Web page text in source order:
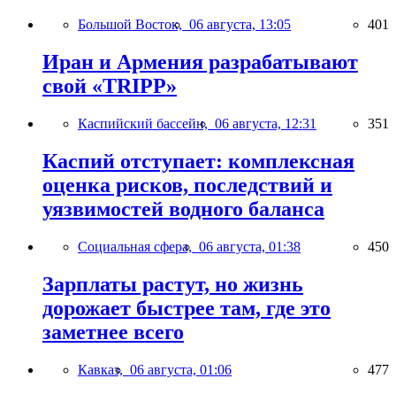
Большой Восток, 06 августа, 13:05 401
Иран и Армения разрабатывают
свой «TRIPP»
Каспийский бассейн, 06 августа, 12:31 351
Каспий отступает: комплексная
оценка рисков, последствий и
уязвимостей водного баланса
Социальная сфера, 06 августа, 01:38 450
Зарплаты растут, но жизнь
дорожает быстрее там, где это
заметнее всего
Кавказ, 06 августа, 01:06 477